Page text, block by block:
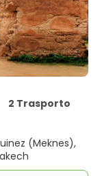
2 Trasporto
(Meknes),